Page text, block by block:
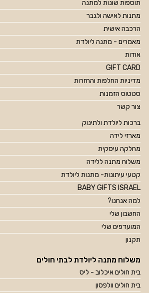
תוספות שונות למתנה
מתנות לאישה ולגבר
הרכבה אישית
מאמרים - מתנה ליולדת
אודות
GIFT CARD
מדיניות החלפות והחזרות
סטטוס הזמנות
צור קשר
ברכות ליולדת ולתינוק
מארזי לידה
מחלקה עיסקית
משלוח מתנה ללידה
קטעי עיתונות- מתנות ליולדת
BABY GIFTS ISRAEL
למה אנחנו?
החשבון שלי
המועדפים שלי
תקנון
משלוח מתנה ליולדת לבתי חולים
בית חולים איכלוב - ליס
בית חולים וולפסון